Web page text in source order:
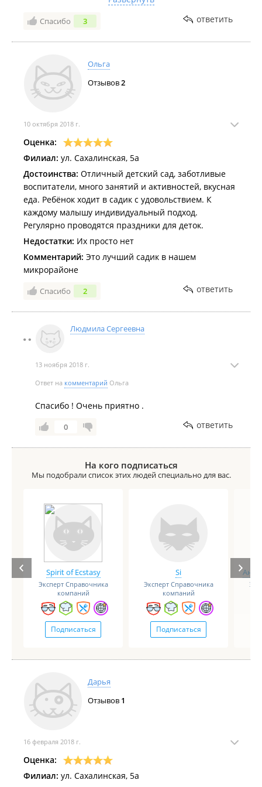
со всеми детками. В общем, самое главное в садике
- не обои, комнаты, игрушки и т д, самое главное -
воспитатель. А наша Юлия Васильевна -
Воспитатель с большой буквы, таких очень очень
Праздники веселые устраивают, дочь в восторге,
все время дома что то поет и танцует ) кормят
договорится с Людмилой Сергеевной (директор),
войдет в положение и найдет решение !
Рекомендую всем на нашем районе и на
карбышева, скоро туда пойдут наши знакомые 👌
Спасибо 3 ответить
Ольга
Отзывов2
10 октября 2018 г.
Оценка:
Филиал: ул. Сахалинская, 5а
Достоинства: Отличный детский сад, заботливые
воспитатели, много занятий и активностей, вкусная
еда. Ребёнок ходит в садик с удовольствием. К
каждому малышу индивидуальный подход.
Регулярно проводятся праздники для деток.
Недостатки: Их просто нет
Комментарий: Это лучший садик в нашем
микрорайоне
Спасибо 2 ответить
Людмила Сергеевна
13 ноября 2018 г.
Ответ на комментарий Ольга
Спасибо ! Очень приятно .
0 ответить
На кого подписаться
Мы подобрали список этих людей специально для вас.
Spirit of Ecstasy
Эксперт Справочника
компаний
Подписаться
Si
Эксперт Справочника
компаний
Подписаться
Дарья
Отзывов 1
16 февраля 2018 г.
Оценка:
Филиал: ул. Сахалинская, 5а